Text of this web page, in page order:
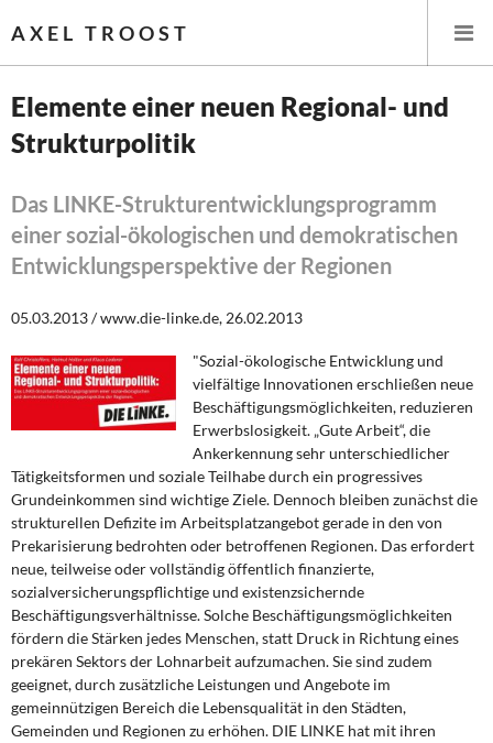
AXEL TROOST
Startseite
Themen
Leitlinien linker Wirtschafts- und Finanzpolitik
Steuer- und Finanzpolitik
Öffentliche Infrastruktur und Daseinsvorsorge
Eurokrise und Griechenland
DIE LINKE
Weitere Themen
Memo-Gruppe
Institut Solidarische Moderne
Rosa-Luxemburg-Stiftung
Elemente einer neuen Regional- und
Strukturpolitik
Das LINKE-Strukturentwicklungsprogramm
einer sozial-ökologischen und demokratischen
Entwicklungsperspektive der Regionen
05.03.2013 / www.die-linke.de, 26.02.2013
"Sozial-ökologische Entwicklung und
vielfältige Innovationen erschließen neue
Beschäftigungsmöglichkeiten, reduzieren
Erwerbslosigkeit. „Gute Arbeit“, die
Ankerkennung sehr unterschiedlicher
Tätigkeitsformen und soziale Teilhabe durch ein progressives
Grundeinkommen sind wichtige Ziele. Dennoch bleiben zunächst die
strukturellen Defizite im Arbeitsplatzangebot gerade in den von
Prekarisierung bedrohten oder betroffenen Regionen. Das erfordert
neue, teilweise oder vollständig öffentlich finanzierte,
sozialversicherungspflichtige und existenzsichernde
Beschäftigungsverhältnisse. Solche Beschäftigungsmöglichkeiten
fördern die Stärken jedes Menschen, statt Druck in Richtung eines
prekären Sektors der Lohnarbeit aufzumachen. Sie sind zudem
geeignet, durch zusätzliche Leistungen und Angebote im
gemeinnützigen Bereich die Lebensqualität in den Städten,
Gemeinden und Regionen zu erhöhen. DIE LINKE hat mit ihren